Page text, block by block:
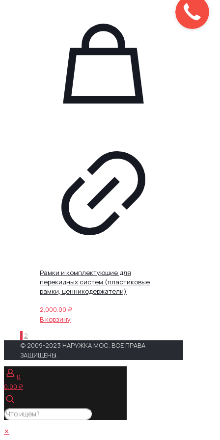
можно
выбрать
странице
Рамки и комплектующие для
перекидных систем (пластиковые
рамки, ценникодержатели)
2,000.00 ₽
В корзину
1 2
© 2009-2023 НАРУЖКА МОС. ВСЕ ПРАВА
ЗАЩИЩЕНЫ.
0
0.00 ₽
✕